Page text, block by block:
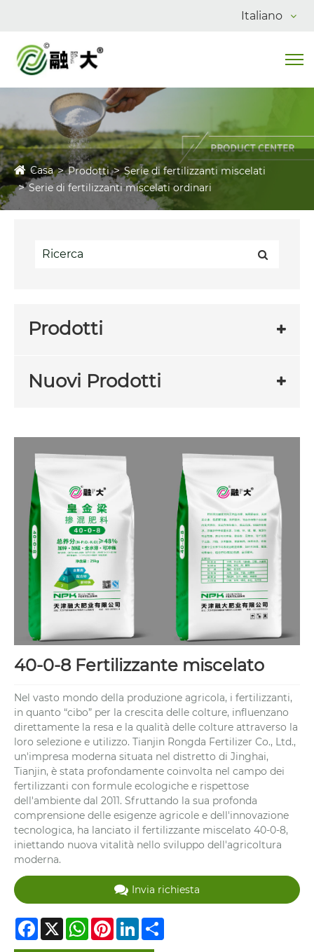
Italiano
Casa Prodotti
Serie di fertilizzanti miscelati
Serie di fertilizzanti miscelati ordinari
Prodotti
Nuovi Prodotti
40-0-8 Fertilizzante miscelato
Nel vasto mondo della produzione agricola, i fertilizzanti,
in quanto “cibo” per la crescita delle colture, influenzano
direttamente la resa e la qualità delle colture attraverso la
loro selezione e utilizzo. Tianjin Rongda Fertilizer Co., Ltd.,
un'impresa moderna situata nel distretto di Jinghai,
Tianjin, è stata profondamente coinvolta nel campo dei
fertilizzanti con formule ecologiche e rispettose
dell'ambiente dal 2011. Sfruttando la sua profonda
comprensione delle esigenze agricole e dell'innovazione
tecnologica, ha lanciato il fertilizzante miscelato 40-0-8,
iniettando nuova vitalità nello sviluppo dell'agricoltura
moderna.
Invia richiesta
Facebook
X WhatsApp
PinterestLinkedIn